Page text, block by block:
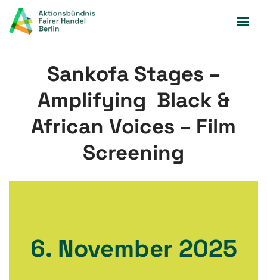
Zum
Sankofa Stages –
Amplifying Black &
African Voices – Film
Screening
6. November 2025